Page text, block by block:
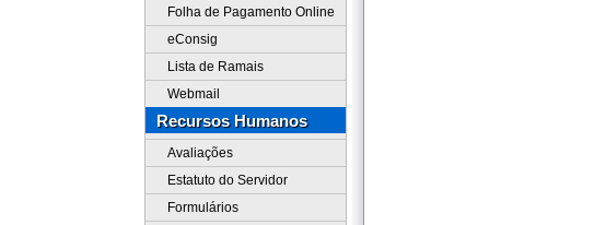
Folha de Pagamento Online
eConsig
Lista de Ramais
Webmail
Recursos Humanos
Avaliações
Estatuto do Servidor
Formulários